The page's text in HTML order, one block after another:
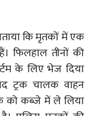
कि मृतकों में एक
फिलहाल तीनों की
के लिए भेज दिया
ट्रक चालक वाहन
को कब्जे में ले लिया